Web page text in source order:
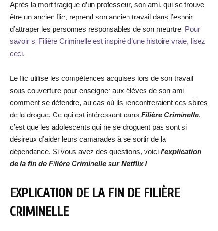
Après la mort tragique d’un professeur, son ami, qui se trouve
être un ancien flic, reprend son ancien travail dans l’espoir
d’attraper les personnes responsables de son meurtre. Pour
savoir si Filière Criminelle est inspiré d’une histoire vraie, lisez
ceci.
Le flic utilise les compétences acquises lors de son travail
sous couverture pour enseigner aux élèves de son ami
comment se défendre, au cas où ils rencontreraient ces sbires
de la drogue. Ce qui est intéressant dans Filière Criminelle,
c’est que les adolescents qui ne se droguent pas sont si
désireux d’aider leurs camarades à se sortir de la
dépendance. Si vous avez des questions, voici l’explication
de la fin de Filière Criminelle sur Netflix !
EXPLICATION DE LA FIN DE FILIÈRE
CRIMINELLE